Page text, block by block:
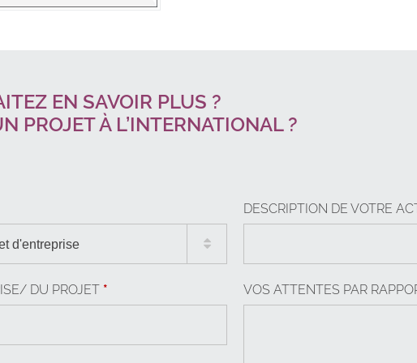
EN SAVOIR PLUS ?
PROJET À L’INTERNATIONAL ?
d'entreprise
DU PROJET *
DESCRIPTION DE VOTRE
VOS ATTENTES PAR